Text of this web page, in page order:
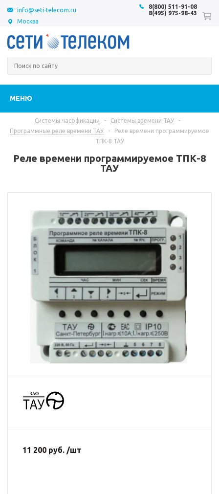
Москва
8(800) 511-91-08
8(495) 975-98-43
info@seti-telecom.ru
МЕНЮ
Системы часофикации - Системы времени ТАУ
-
Программные реле времени ТАУ
-
Реле времени программируемое
ТПК-8 ТАУ
Реле времени программируемое ТПК-8
ТАУ
11 200 руб. /шт